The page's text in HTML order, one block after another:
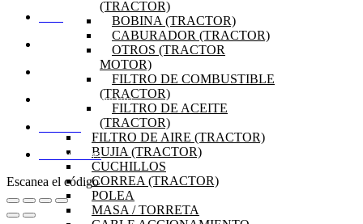
(TRACTOR)
BOBINA (TRACTOR)
CABURADOR (TRACTOR)
OTROS (TRACTOR
MOTOR)
FILTRO DE COMBUSTIBLE
(TRACTOR)
FILTRO DE ACEITE
(TRACTOR)
FILTRO DE AIRE (TRACTOR)
BUJIA (TRACTOR)
CUCHILLOS
CORREA (TRACTOR)
POLEA
MASA / TORRETA
PREGUNTAS FRECUENTES
DISTRIBUIDORES
Escanea el código